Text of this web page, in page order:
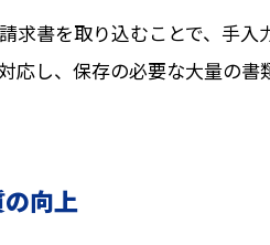
求書を取り込むことで、手
応し、保存の必要な大量の
向上